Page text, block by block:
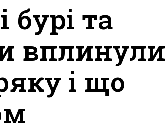
бурі та
вплинули
і що